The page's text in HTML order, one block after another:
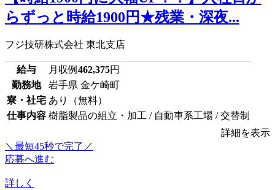
らずっと時給1900円★残業・深夜...
フジ技研株式会社 東北支店
給与 月収例 462,375円
勤務地
岩手県 金ケ崎町
寮・社宅 あり（無料）
仕事内容 樹脂製品の組立・加工 / 自動車系工場 / 交替制
詳細を表示
＼最短45秒で完了／
応募へ進む
詳しく